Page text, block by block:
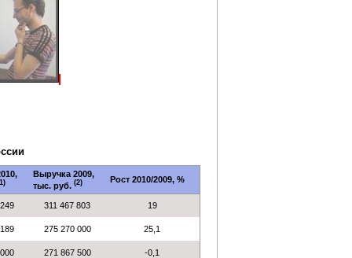
Выручка 2009,
тыс. руб. (2) Рост 2010/2009, %
311 467 803 19
275 270 000 25,1
271 867 500 -0,1